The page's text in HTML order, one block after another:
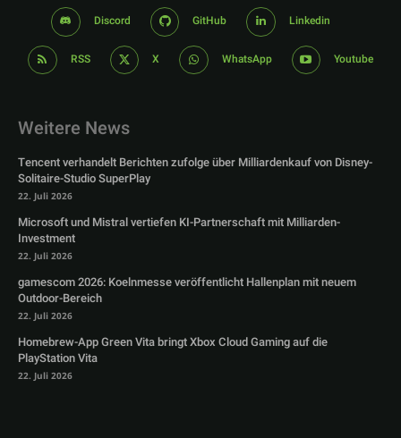
Discord GitHub Linkedin
RSS X WhatsApp Youtube
Weitere News
Tencent verhandelt Berichten zufolge über Milliardenkauf von Disney-
Solitaire-Studio SuperPlay
22. Juli 2026
Microsoft und Mistral vertiefen KI-Partnerschaft mit Milliarden-
Investment
22. Juli 2026
gamescom 2026: Koelnmesse veröffentlicht Hallenplan mit neuem
Outdoor-Bereich
22. Juli 2026
Homebrew-App Green Vita bringt Xbox Cloud Gaming auf die
PlayStation Vita
22. Juli 2026